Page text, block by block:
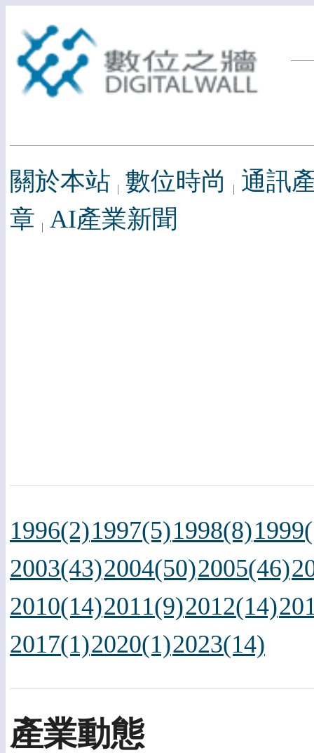
關於本站 數位時尚
通訊
章 AI產業新聞
1996(2)1997(5)1998(8)
2003(43)2004(50)2005(46)
2010(14)2011(9)2012(14)
2017(1)2020(1)2023(14)
產業動態